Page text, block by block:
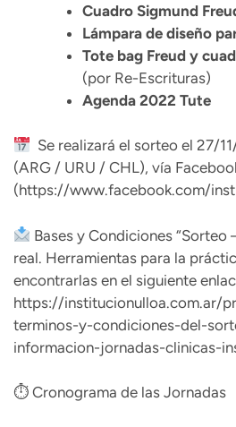
Cuadro Sigmund
Lámpara de diseño
Tote bag Freud y
(por Re-Escrituras)
Agenda 2022 Tute
Se realizará el sorteo el 27/
(ARG / URU / CHL), vía
(https://www.facebook.com/
Bases y Condiciones “Sorteo
real. Herramientas para la
encontrarlas en el siguiente
https://institucionulloa.com.ar/
terminos-y-condiciones-del-
informacion-jornadas-clinicas-
⏱ Cronograma de las Jornadas